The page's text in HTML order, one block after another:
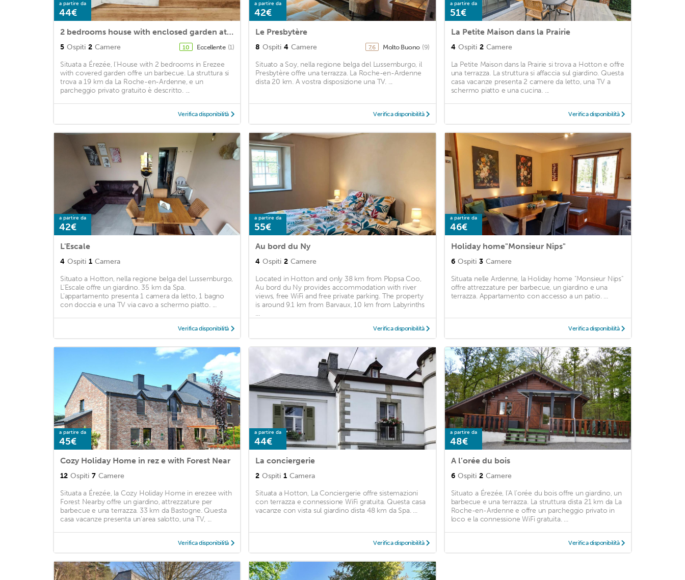
a partire da
44€
2 bedrooms house with enclosed garden at Erezee
5 Ospiti 2 Camere 10 Eccellente (1)
Situata a Érezée, l'House with 2 bedrooms in Erezee
with covered garden offre un barbecue. La struttura si
trova a 19 km da La Roche-en-Ardenne, e un
parcheggio privato gratuito è descritto. ...
Verifica disponibilità
a partire da
42€
Le Presbytère
8 Ospiti 4 Camere 7,6 Molto Buono (9)
Situato a Soy, nella regione belga del Lussemburgo, il
Presbytère offre una terrazza. La Roche-en-Ardenne
dista 20 km. A vostra disposizione una TV. ...
Verifica disponibilità
a partire da
51€
La Petite Maison dans la Prairie
4 Ospiti 2 Camere
La Petite Maison dans la Prairie si trova a Hotton e offre
una terrazza. La struttura si affaccia sul giardino. Questa
casa vacanze presenta 2 camere da letto, una TV a
schermo piatto e una cucina. ...
Verifica disponibilità
a partire da
42€
L'Escale
4 Ospiti 1 Camera
Situato a Hotton, nella regione belga del Lussemburgo,
L'Escale offre un giardino. 35 km da Spa.
L'appartamento presenta 1 camera da letto, 1 bagno
con doccia e una TV via cavo a schermo piatto. ...
Verifica disponibilità
a partire da
55€
Au bord du Ny
4 Ospiti 2 Camere
Located in Hotton and only 38 km from Plopsa Coo,
Au bord du Ny provides accommodation with river
views, free WiFi and free private parking. The property
is around 9.1 km from Barvaux, 10 km from Labyrinths
...
Verifica disponibilità
a partire da
46€
Holiday home"Monsieur Nips"
6 Ospiti 3 Camere
Situata nelle Ardenne, la Holiday home "Monsieur Nips"
offre attrezzature per barbecue, un giardino e una
terrazza. Appartamento con accesso a un patio. ...
Verifica disponibilità
a partire da
45€
Cozy Holiday Home in rez e with Forest Near
12 Ospiti 7 Camere
Situata a Érezée, la Cozy Holiday Home in erezee with
Forest Nearby offre un giardino, attrezzature per
barbecue e una terrazza. 33 km da Bastogne. Questa
casa vacanze presenta un'area salotto, una TV, ...
Verifica disponibilità
a partire da
44€
La conciergerie
2 Ospiti 1 Camera
Situata a Hotton, La Conciergerie offre sistemazioni
con terrazza e connessione WiFi gratuita. Questa casa
vacanze con vista sul giardino dista 48 km da Spa. ...
Verifica disponibilità
a partire da
48€
A l’orée du bois
6 Ospiti 2 Camere
Situato a Érezée, l'A l’orée du bois offre un giardino, un
barbecue e una terrazza. La struttura dista 21 km da La
Roche-en-Ardenne e offre un parcheggio privato in
loco e la connessione WiFi gratuita. ...
Verifica disponibilità